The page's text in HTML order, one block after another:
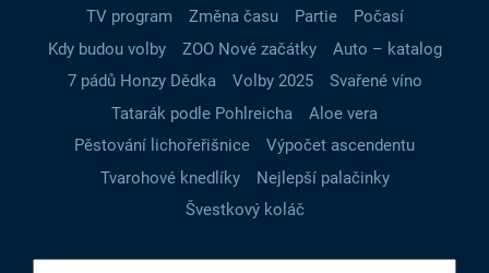
TV program
Změna času Partie
Počasí
Kdy budou volby
ZOO Nové začátky
Auto – katalog
7 pádů Honzy Dědka
Volby 2025
Svařené víno
Tatarák podle Pohlreicha
Aloe vera
Pěstování lichořeřišnice
Výpočet ascendentu
Tvarohové knedlíky
Nejlepší palačinky
Švestkový koláč